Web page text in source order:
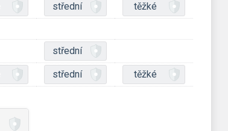
střední
těžké
střední
střední těžké